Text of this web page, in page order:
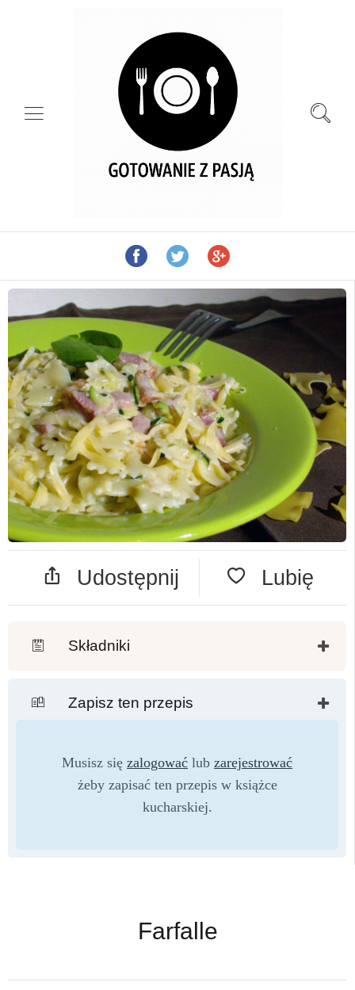
Udostępnij Lubię
Składniki
Zapisz ten przepis
Musisz się zalogować lub zarejestrować
żeby zapisać ten przepis w książce
kucharskiej.
Farfalle